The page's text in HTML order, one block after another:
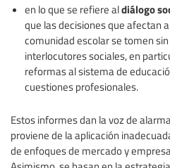
en lo que se refiere aldiálogo
que las decisiones que afectan
comunidad escolar se tomen
interlocutores sociales, en
reformas al sistema de
cuestiones profesionales.
Estos informes dan la voz de
proviene de la aplicación
de enfoques de mercado y